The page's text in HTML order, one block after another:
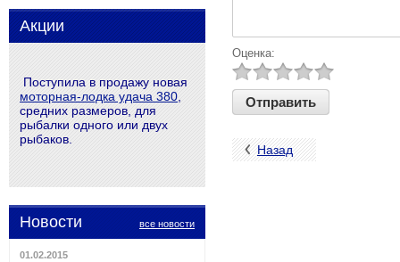
Акции
Поступила в продажу новая
моторная-лодка удача 380
средних размеров, для
рыбалки одного или двух
рыбаков.
Новости все новости
01.02.2015
Оценка:
Назад